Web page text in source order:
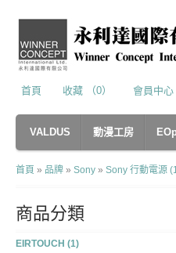
首頁 收藏 （0） 會員中心
VALDUS 動漫工房
首頁 » 品牌 » Sony » Sony 行動電源
商品分類
EIRTOUCH (1)